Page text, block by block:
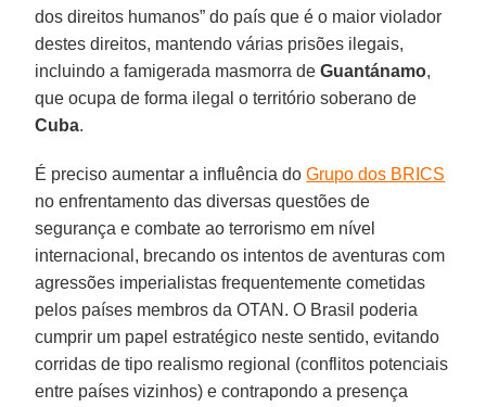
dos direitos humanos” do país que é o maior violador
destes direitos, mantendo várias prisões ilegais,
incluindo a famigerada masmorra deGuantánamo,
que ocupa de forma ilegal o território soberano de
Cuba.
É preciso aumentar a influência doGrupo dos BRICS
no enfrentamento das diversas questões de
segurança e combate ao terrorismo em nível
internacional, brecando os intentos de aventuras com
agressões imperialistas frequentemente cometidas
pelos países membros da OTAN. O Brasil poderia
cumprir um papel estratégico neste sentido, evitando
corridas de tipo realismo regional (conflitos potenciais
entre países vizinhos) e contrapondo a presença